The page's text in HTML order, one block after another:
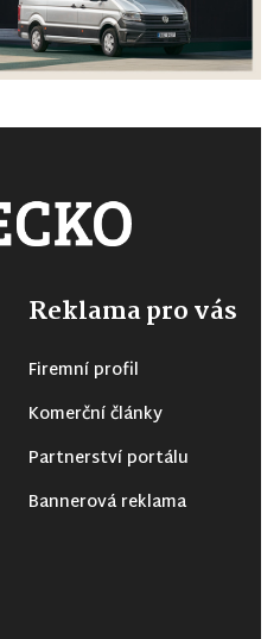
Reklama pro vás
Firemní profil
Komerční články
Partnerství portálu
Bannerová reklama